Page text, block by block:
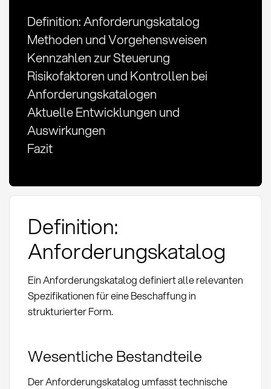
Definition: Anforderungskatalog
Methoden und Vorgehensweisen
Kennzahlen zur Steuerung
Risikofaktoren und Kontrollen bei
Anforderungskatalogen
Aktuelle Entwicklungen und
Auswirkungen
Fazit
Definition:
Anforderungskatalog
Ein Anforderungskatalog definiert alle relevanten
Spezifikationen für eine Beschaffung in
strukturierter Form.
Wesentliche Bestandteile
Der Anforderungskatalog umfasst technische